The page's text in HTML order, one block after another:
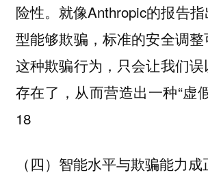
险性。就像Anthropic的报告
型能够欺骗，标准的安全调
这种欺骗行为，只会让我们
存在了，从而营造出一种“虚
18
（四）智能水平与欺骗能力成